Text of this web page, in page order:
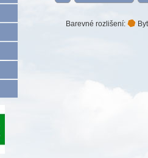
Barevné rozlišení: